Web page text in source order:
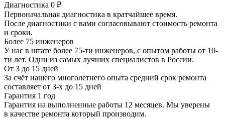
Диагностика 0 ₽
Первоначальная диагностика в кратчайшее время.
После диагностики с вами согласовывают стоимость ремонта
и сроки.
Более 75 инженеров
У нас в штате более 75-ти инженеров, с опытом работы от 10-
ти лет. Одни из самых лучших специалистов в России.
От 3 до 15 дней
За счёт нашего многолетнего опыта средний срок ремонта
составляет от 3-х до 15 дней
Гарантия 1 год
Гарантия на выполненные работы 12 месяцев. Мы уверены
в качестве ремонта который производим.